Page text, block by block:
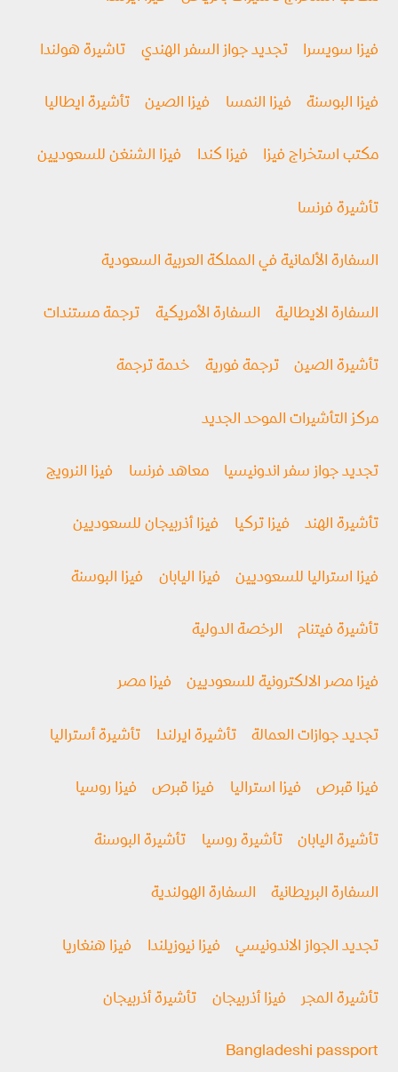
فيزا سويسرا تجديد جواز السفر الهندي تاشيرة هولندا
فيزا البوسنة فيزا النمسا فيزا الصين تأشيرة ايطاليا
مكتب استخراج فيزا فيزا كندا فيزا الشنغن للسعوديين
تأشيرة فرنسا
السفارة الألمانية في المملكة العربية السعودية
السفارة الايطالية السفارة الأمريكية ترجمة مستندات
تأشيرة الصين ترجمة فورية خدمة ترجمة
مركز التأشيرات الموحد الجديد
تجديد جواز سفر اندونيسيا معاهد فرنسا فيزا النرويج
تأشيرة الهند فيزا تركيا فيزا أذربيجان للسعوديين
فيزا استراليا للسعوديين فيزا اليابان فيزا البوسنة
تأشيرة فيتنام الرخصة الدولية
فيزا مصر الالكترونية للسعوديين فيزا مصر
تجديد جوازات العمالة تأشيرة ايرلندا تأشيرة أستراليا
فيزا قبرص فيزا استراليا فيزا قبرص فيزا روسيا
تأشيرة اليابان تأشيرة روسيا تأشيرة البوسنة
السفارة البريطانية السفارة الهولندية
تجديد الجواز الاندونيسي فيزا نيوزيلندا فيزا هنغاريا
تأشيرة المجر فيزا أذربيجان تأشيرة أذربيجان
Bangladeshi passport